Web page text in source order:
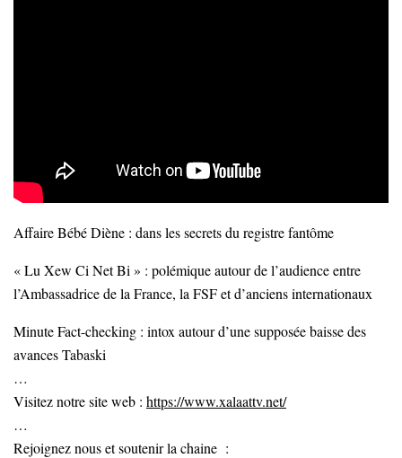
Affaire Bébé Diène : dans les secrets du registre fantôme
« Lu Xew Ci Net Bi » : polémique autour de l’audience entre
l’Ambassadrice de la France, la FSF et d’anciens internationaux
Minute Fact-checking : intox autour d’une supposée baisse des
avances Tabaski
…
Visitez notre site web : https://www.xalaattv.net/
…
Rejoignez nous et soutenir la chaine :